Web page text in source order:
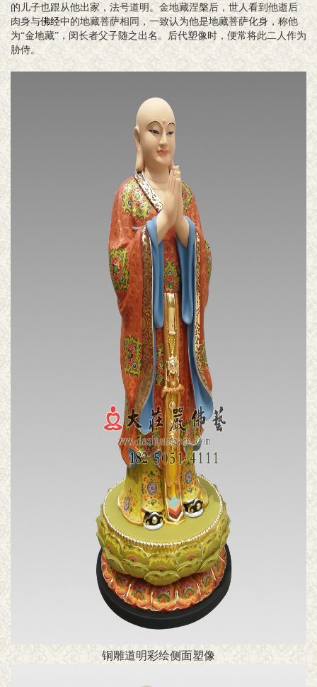
的儿子也跟从他出家，法号道明。金地藏涅槃后，世人看到他逝后
肉身与佛经中的地藏菩萨相同，一致认为他是地藏菩萨化身，称他
为“金地藏”，闵长者父子随之出名。后代塑像时，便常将此二人作为
胁侍。
铜雕道明彩绘侧面塑像